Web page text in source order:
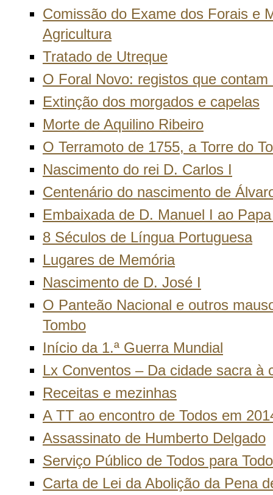
Comissão do Exame dos Forais e
Agricultura
Tratado de Utreque
O Foral Novo: registos que contam
Extinção dos morgados e capelas
Morte de Aquilino Ribeiro
O Terramoto de 1755, a Torre do
Nascimento do rei D. Carlos I
Centenário do nascimento de
Embaixada de D. Manuel I ao
8 Séculos de Língua Portuguesa
Lugares de Memória
Nascimento de D. José I
O Panteão Nacional e outros
Tombo
Início da 1.ª Guerra Mundial
Lx Conventos – Da cidade sacra à
Receitas e mezinhas
A TT ao encontro de Todos em
Assassinato de Humberto Delgado
Serviço Público de Todos para
Carta de Lei da Abolição da Pena